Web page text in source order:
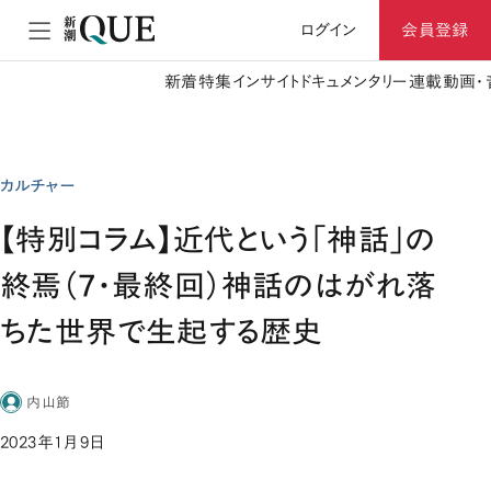
ログイン 会員登録
新着特集 インサイト ドキュメンタリー 連載動画
カルチャー
【特別コラム】近代という「神話」の
終焉（7・最終回）神話のはがれ落
ちた世界で生起する歴史
内山節
2023年1月9日